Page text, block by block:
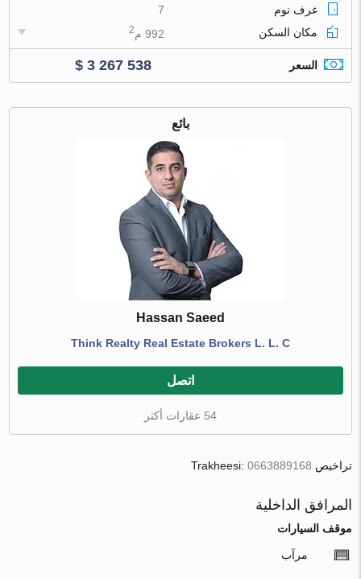
غرف نوم
7
مكان السكن
992 م 2
السعر $ 3 267 538
بائع
Hassan Saeed
Think Realty Real Estate Brokers L. L. C
اتصل
54 عقارات أكثر
تراخيص Trakheesi: 0663889168
المرافق الداخلية
موقف السيارات
مرآب